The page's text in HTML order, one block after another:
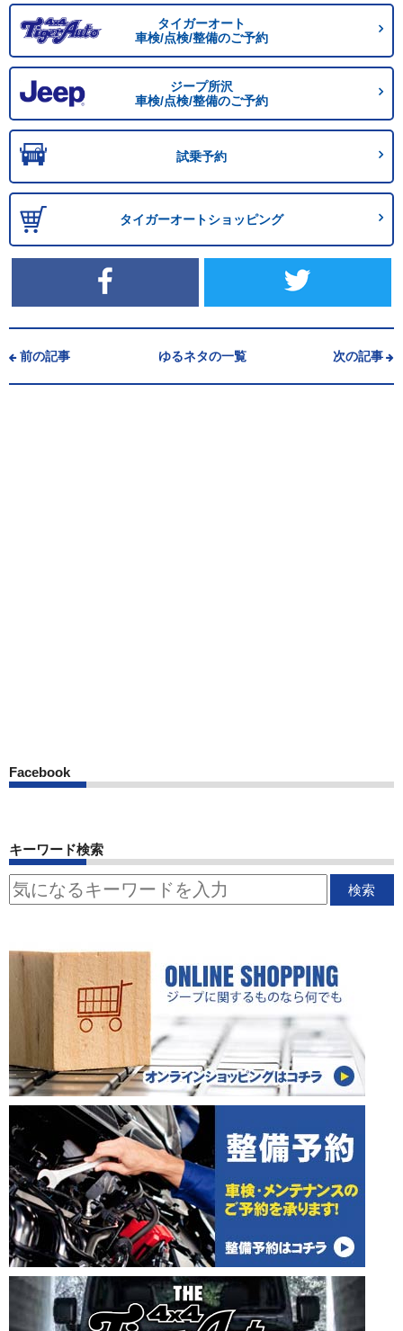
タイガーオート
車検/点検/整備のご予約
ジープ所沢
車検/点検/整備のご予約
試乗予約
タイガーオートショッピング
前の記事 ゆるネタの一覧 次の記事
Facebook
キーワード検索